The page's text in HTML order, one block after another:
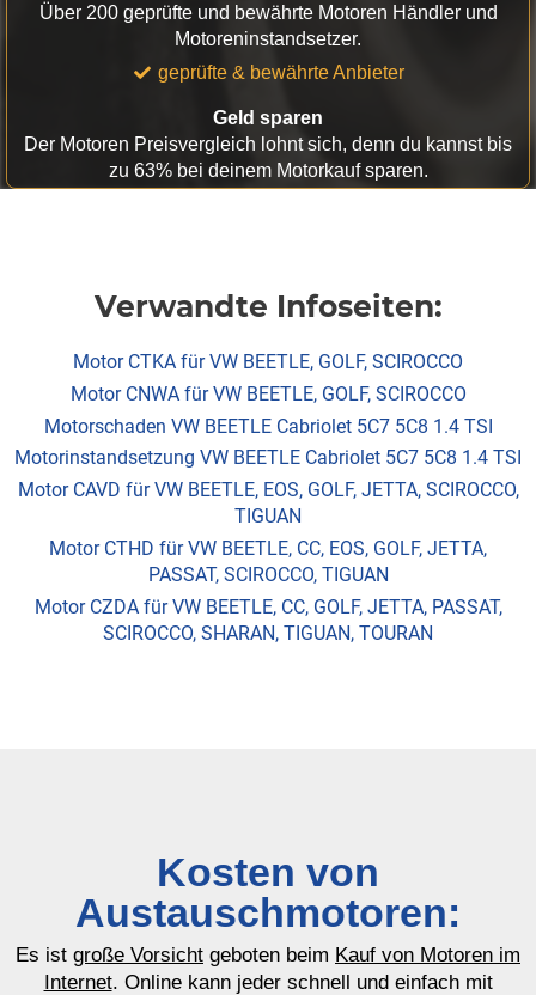
Über 200 geprüfte und bewährte Motoren Händler und
Motoreninstandsetzer.
geprüfte & bewährte Anbieter
Geld sparen
Der Motoren Preisvergleich lohnt sich, denn du kannst bis
zu 63% bei deinem Motorkauf sparen.
Verwandte Infoseiten:
Motor CTKA für VW BEETLE, GOLF, SCIROCCO
Motor CNWA für VW BEETLE, GOLF, SCIROCCO
Motorschaden VW BEETLE Cabriolet 5C7 5C8 1.4 TSI
Motorinstandsetzung VW BEETLE Cabriolet 5C7 5C8 1.4 TSI
Motor CAVD für VW BEETLE, EOS, GOLF, JETTA, SCIROCCO,
TIGUAN
Motor CTHD für VW BEETLE, CC, EOS, GOLF, JETTA,
PASSAT, SCIROCCO, TIGUAN
Motor CZDA für VW BEETLE, CC, GOLF, JETTA, PASSAT,
SCIROCCO, SHARAN, TIGUAN, TOURAN
Kosten von
Austauschmotoren:
Es ist große Vorsicht geboten beim Kauf von Motoren im
Internet. Online kann jeder schnell und einfach mit